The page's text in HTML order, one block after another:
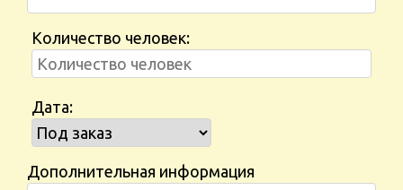
Количество человек:
Дата:
Дополнительная информация